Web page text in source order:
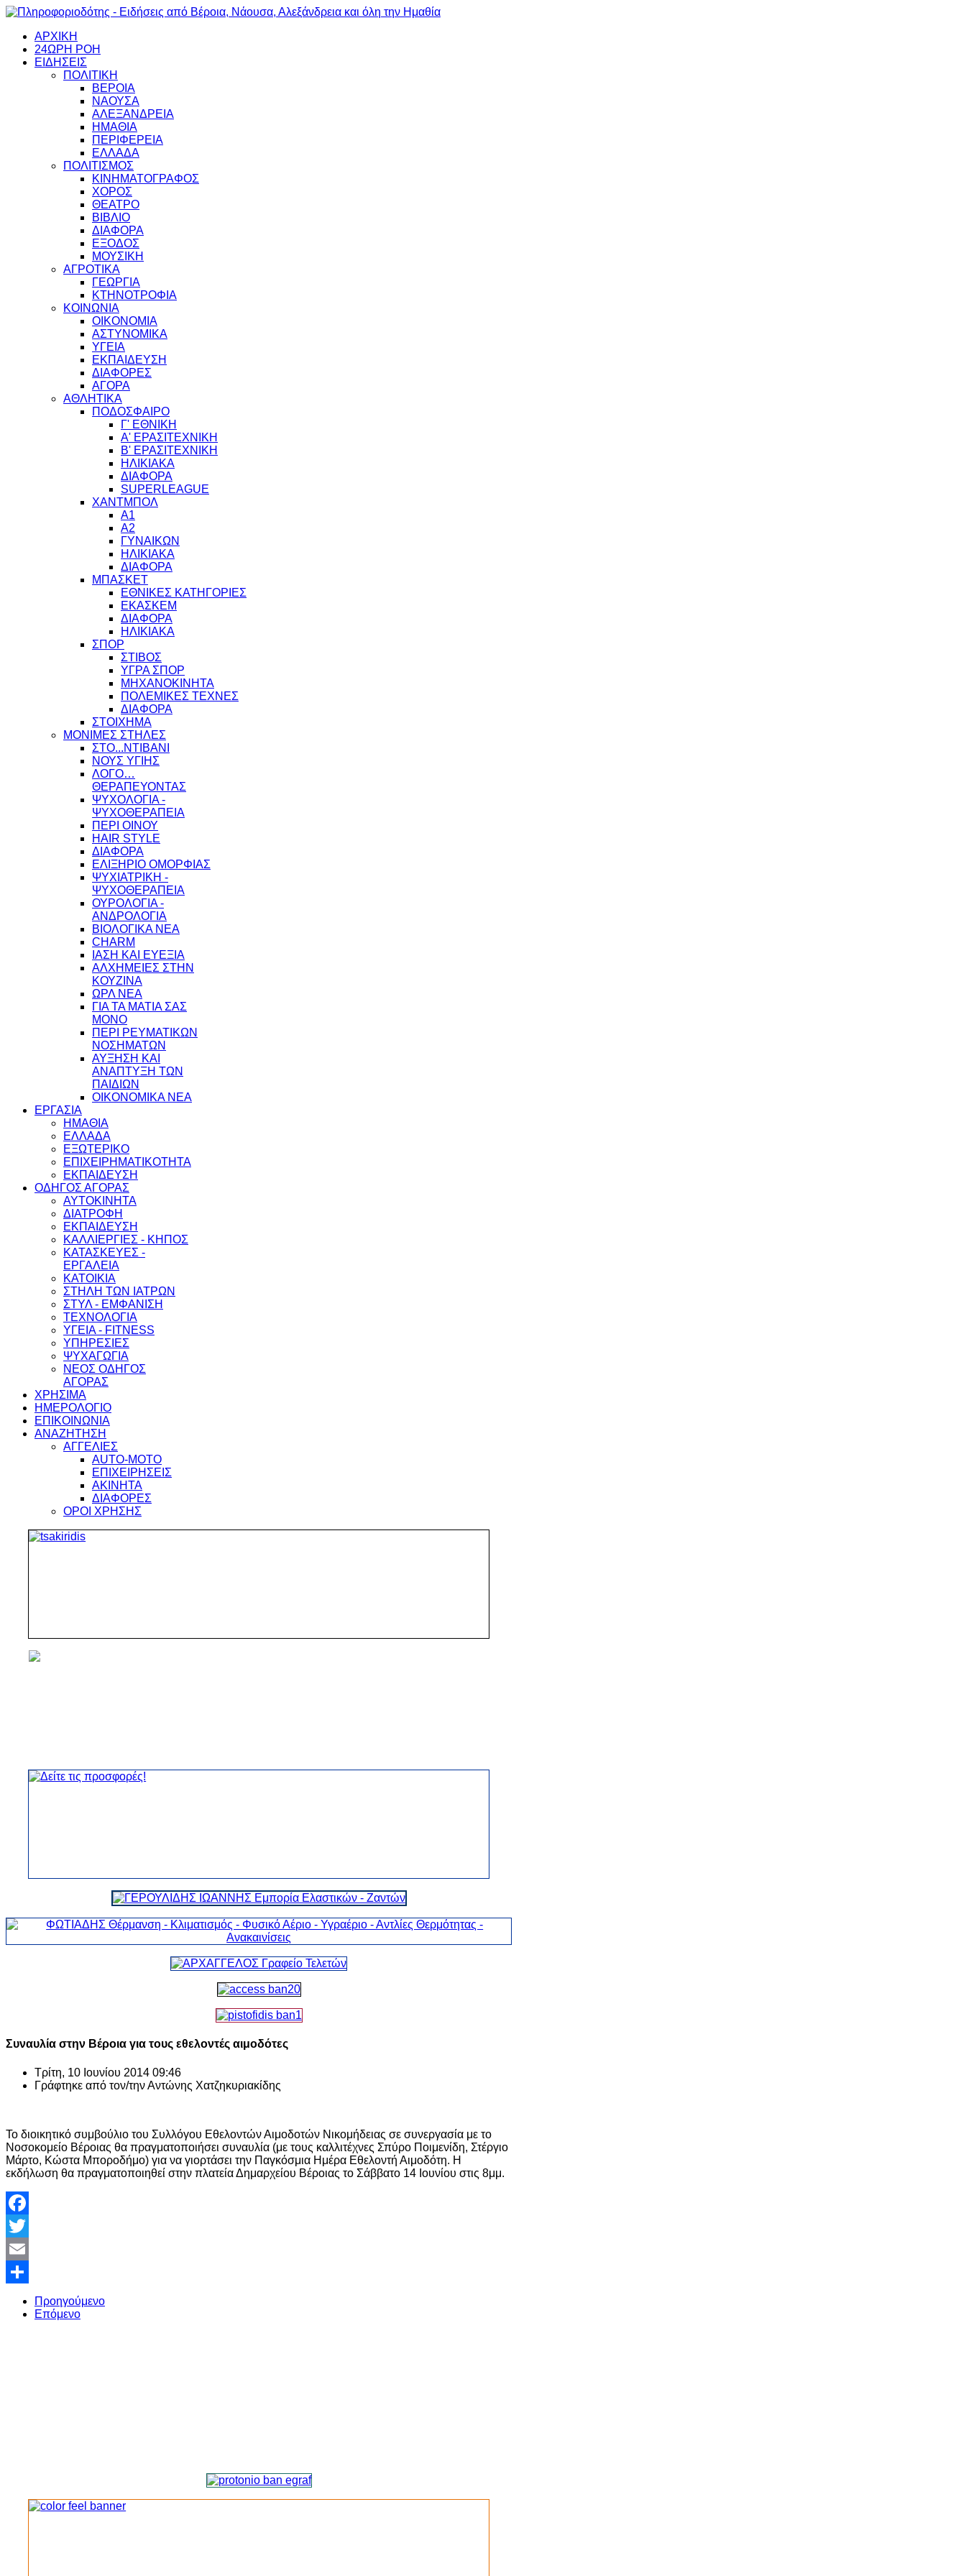
ΑΡΧΙΚΗ
24ΩΡΗ ΡΟΗ
ΕΙΔΗΣΕΙΣ
ΠΟΛΙΤΙΚΗ
ΒΕΡΟΙΑ
ΝΑΟΥΣΑ
ΑΛΕΞΑΝΔΡΕΙΑ
ΗΜΑΘΙΑ
ΠΕΡΙΦΕΡΕΙΑ
ΕΛΛΑΔΑ
ΠΟΛΙΤΙΣΜΟΣ
ΚΙΝΗΜΑΤΟΓΡΑΦΟΣ
ΧΟΡΟΣ
ΘΕΑΤΡΟ
ΒΙΒΛΙΟ
ΔΙΑΦΟΡΑ
ΕΞΟΔΟΣ
ΜΟΥΣΙΚΗ
ΑΓΡΟΤΙΚΑ
ΓΕΩΡΓΙΑ
ΚΤΗΝΟΤΡΟΦΙΑ
ΚΟΙΝΩΝΙΑ
ΟΙΚΟΝΟΜΙΑ
ΑΣΤΥΝΟΜΙΚΑ
ΥΓΕΙΑ
ΕΚΠΑΙΔΕΥΣΗ
ΔΙΑΦΟΡΕΣ
ΑΓΟΡΑ
ΑΘΛΗΤΙΚΑ
ΠΟΔΟΣΦΑΙΡΟ
Γ' ΕΘΝΙΚΗ
Α' ΕΡΑΣΙΤΕΧΝΙΚΗ
Β' ΕΡΑΣΙΤΕΧΝΙΚΗ
ΗΛΙΚΙΑΚΑ
ΔΙΑΦΟΡΑ
SUPERLEAGUE
ΧΑΝΤΜΠΟΛ
Α1
Α2
ΓΥΝΑΙΚΩΝ
ΗΛΙΚΙΑΚΑ
ΔΙΑΦΟΡΑ
ΜΠΑΣΚΕΤ
ΕΘΝΙΚΕΣ ΚΑΤΗΓΟΡΙΕΣ
ΕΚΑΣΚΕΜ
ΔΙΑΦΟΡΑ
ΗΛΙΚΙΑΚΑ
ΣΠΟΡ
ΣΤΙΒΟΣ
ΥΓΡΑ ΣΠΟΡ
ΜΗΧΑΝΟΚΙΝΗΤΑ
ΠΟΛΕΜΙΚΕΣ ΤΕΧΝΕΣ
ΔΙΑΦΟΡΑ
ΣΤΟΙΧΗΜΑ
ΜΟΝΙΜΕΣ ΣΤΗΛΕΣ
ΣΤΟ...ΝΤΙΒΑΝΙ
ΝΟΥΣ ΥΓΙΗΣ
ΛΟΓΟ…
ΘΕΡΑΠΕΥΟΝΤΑΣ
ΨΥΧΟΛΟΓΙΑ -
ΨΥΧΟΘΕΡΑΠΕΙΑ
ΠΕΡΙ ΟΙΝΟΥ
HAIR STYLE
ΔΙΑΦΟΡΑ
ΕΛΙΞΗΡΙΟ ΟΜΟΡΦΙΑΣ
ΨΥΧΙΑΤΡΙΚΗ -
ΨΥΧΟΘΕΡΑΠΕΙΑ
ΟΥΡΟΛΟΓΙΑ -
ΑΝΔΡΟΛΟΓΙΑ
ΒΙΟΛΟΓΙΚΑ ΝΕΑ
CHARM
ΙΑΣΗ ΚΑΙ ΕΥΕΞΙΑ
ΑΛΧΗΜΕΙΕΣ ΣΤΗΝ
ΚΟΥΖΙΝΑ
ΩΡΛ ΝEA
ΓΙΑ ΤΑ ΜΑΤΙΑ ΣΑΣ
ΜΟΝΟ
ΠΕΡΙ ΡΕΥΜΑΤΙΚΩΝ
ΝΟΣΗΜΑΤΩΝ
ΑΥΞΗΣΗ ΚΑΙ
ΑΝΑΠΤΥΞΗ ΤΩΝ
ΠΑΙΔΙΩΝ
ΟΙΚΟΝΟΜΙΚΑ ΝΕΑ
ΕΡΓΑΣΙΑ
ΗΜΑΘΙΑ
ΕΛΛΑΔΑ
ΕΞΩΤΕΡΙΚΟ
ΕΠΙΧΕΙΡΗΜΑΤΙΚΟΤΗΤΑ
ΕΚΠΑΙΔΕΥΣΗ
ΟΔΗΓΟΣ ΑΓΟΡΑΣ
ΑΥΤΟΚΙΝΗΤΑ
ΔΙΑΤΡΟΦΗ
ΕΚΠΑΙΔΕΥΣΗ
ΚΑΛΛΙΕΡΓΙΕΣ - ΚΗΠΟΣ
ΚΑΤΑΣΚΕΥΕΣ -
ΕΡΓΑΛΕΙΑ
ΚΑΤΟΙΚΙΑ
ΣΤΗΛΗ ΤΩΝ ΙΑΤΡΩΝ
ΣΤΥΛ - ΕΜΦΑΝΙΣΗ
ΤΕΧΝΟΛΟΓΙΑ
ΥΓΕΙΑ - FITNESS
ΥΠΗΡΕΣΙΕΣ
ΨΥΧΑΓΩΓΙΑ
ΝΕΟΣ ΟΔΗΓΟΣ
ΑΓΟΡΑΣ
ΧΡΗΣΙΜΑ
ΗΜΕΡΟΛΟΓΙΟ
ΕΠΙΚΟΙΝΩΝΙΑ
ΑΝΑΖΗΤΗΣΗ
ΑΓΓΕΛΙΕΣ
AUTO-MOTO
ΕΠΙΧΕΙΡΗΣΕΙΣ
ΑΚΙΝΗΤΑ
ΔΙΑΦΟΡΕΣ
ΟΡΟΙ ΧΡΗΣΗΣ
Συναυλία στην Βέροια για τους εθελοντές αιμοδότες
Τρίτη, 10 Ιουνίου 2014 09:46
Γράφτηκε από τον/τηνΑντώνης Χατζηκυριακίδης
Το διοικητικό συμβούλιο του Συλλόγου Εθελοντών Αιμοδοτών Νικομήδειας σε συνεργασία με το
Νοσοκομείο Βέροιας θα πραγματοποιήσει συναυλία (με τους καλλιτέχνες Σπύρο Ποιμενίδη, Στέργιο
Μάρτο, Κώστα Μποροδήμο) για να γιορτάσει την Παγκόσμια Ημέρα Εθελοντή Αιμοδότη. Η
εκδήλωση θα πραγματοποιηθεί στην πλατεία Δημαρχείου Βέροιας το Σάββατο 14 Ιουνίου στις 8μμ.
Facebook
Twitter
Email
Share
Προηγούμενο
Επόμενο